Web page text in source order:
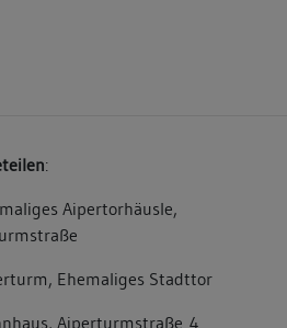
:
Aipertorhäusle,
Ehemaliges Stadttor
Aiperturmstraße 4